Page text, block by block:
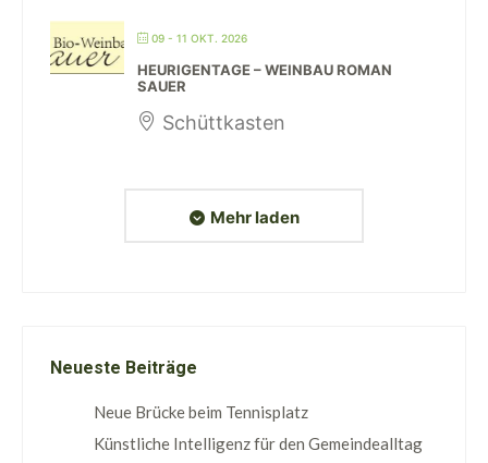
09 - 11 OKT. 2026
HEURIGENTAGE – WEINBAU ROMAN
SAUER
Schüttkasten
Mehr laden
Neueste Beiträge
Neue Brücke beim Tennisplatz
Künstliche Intelligenz für den Gemeindealltag